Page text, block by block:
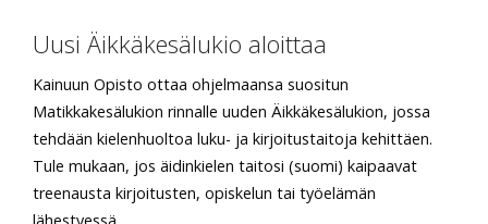
Uusi Äikkäkesälukio aloittaa
Kainuun Opisto ottaa ohjelmaansa suositun
Matikkakesälukion rinnalle uuden Äikkäkesälukion, jossa
tehdään kielenhuoltoa luku- ja kirjoitustaitoja kehittäen.
Tule mukaan, jos äidinkielen taitosi (suomi) kaipaavat
treenausta kirjoitusten, opiskelun tai työelämän